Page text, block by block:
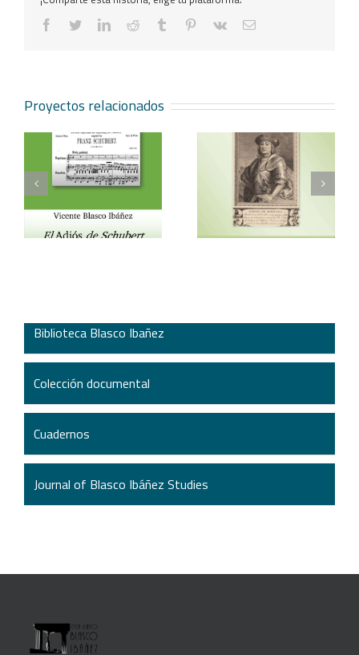
facebooktwitterlinkedinreddit tumblr pinterest
vk
Correo
Proyectos relacionados
Vicente Blasco Ibáñez,
Hugo de Moncada
Aventura veneciana y
otros cuentos
Biblioteca Blasco Ibañez
Colección documental
Cuadernos
Journal of Blasco Ibáñez Studies